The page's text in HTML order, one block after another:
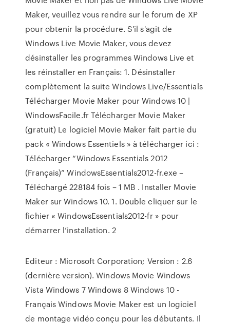
Maker, veuillez vous rendre sur le forum de XP
pour obtenir la procédure. S'il s'agit de
Windows Live Movie Maker, vous devez
désinstaller les programmes Windows Live et
les réinstaller en Français: 1. Désinstaller
complètement la suite Windows Live/Essentials
Télécharger Movie Maker pour Windows 10 |
WindowsFacile.fr Télécharger Movie Maker
(gratuit) Le logiciel Movie Maker fait partie du
pack « Windows Essentiels » à télécharger ici :
Télécharger “Windows Essentials 2012
(Français)” WindowsEssentials2012-fr.exe –
Téléchargé 228184 fois – 1 MB . Installer Movie
Maker sur Windows 10. 1. Double cliquer sur le
fichier « WindowsEssentials2012-fr » pour
démarrer l’installation. 2
Editeur : Microsoft Corporation; Version : 2.6
(dernière version). Windows Movie Windows
Vista Windows 7 Windows 8 Windows 10 -
Français Windows Movie Maker est un logiciel
de montage vidéo conçu pour les débutants. Il